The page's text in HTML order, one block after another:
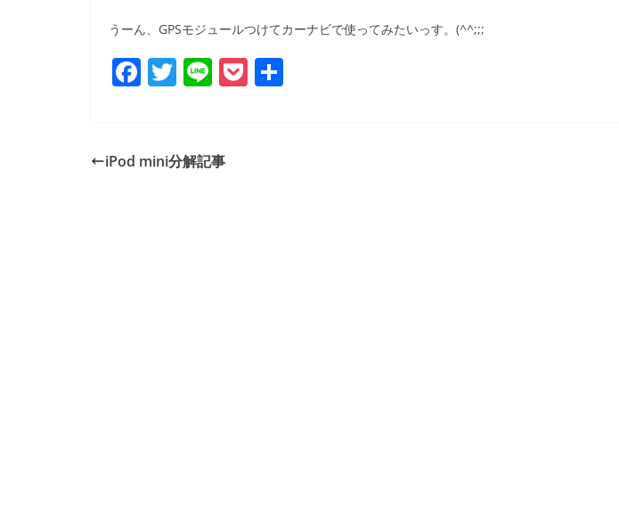
うーん、GPSモジュールつけてカーナビで使ってみたいっす。(^^;;;
F
e
T
er
Li P
iPod mini分解記事